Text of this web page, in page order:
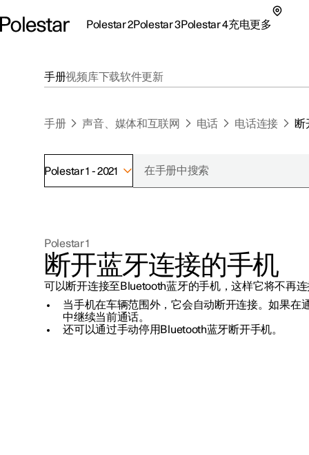
Polestar 2Polestar 3Polestar 4充电更多
联系我们
极星官方二手车
探索Polestar 3
联系我们
公共充电
家庭充电
车主服务
新闻
注册新闻
（在新窗
手册视频库下载软件更新
手册 声音、媒体和互联网 电话 电话连接 断
Polestar 1 - 2021
Polestar 1
断开蓝牙连接的手机
可以断开连接至Bluetooth蓝牙的手机，这样它将不再
当手机在车辆范围外，它会自动断开连接。如果在
中继续当前通话。
还可以通过手动停用Bluetooth蓝牙断开手机。